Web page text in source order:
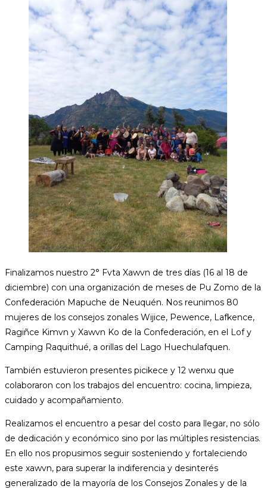
Finalizamos nuestro 2° Fvta Xawvn de tres días (16 al 18 de
diciembre) con una organización de meses de Pu Zomo de la
Confederación Mapuche de Neuquén. Nos reunimos 80
mujeres de los consejos zonales Wijice, Pewence, Lafkence,
Ragiñce Kimvn y Xawvn Ko de la Confederación, en el Lof y
Camping Raquithué, a orillas del Lago Huechulafquen.
También estuvieron presentes picikece y 12 wenxu que
colaboraron con los trabajos del encuentro: cocina, limpieza,
cuidado y acompañamiento.
Realizamos el encuentro a pesar del costo para llegar, no sólo
de dedicación y económico sino por las múltiples resistencias.
En ello nos propusimos seguir sosteniendo y fortaleciendo
este xawvn, para superar la indiferencia y desinterés
generalizado de la mayoría de los Consejos Zonales y de la